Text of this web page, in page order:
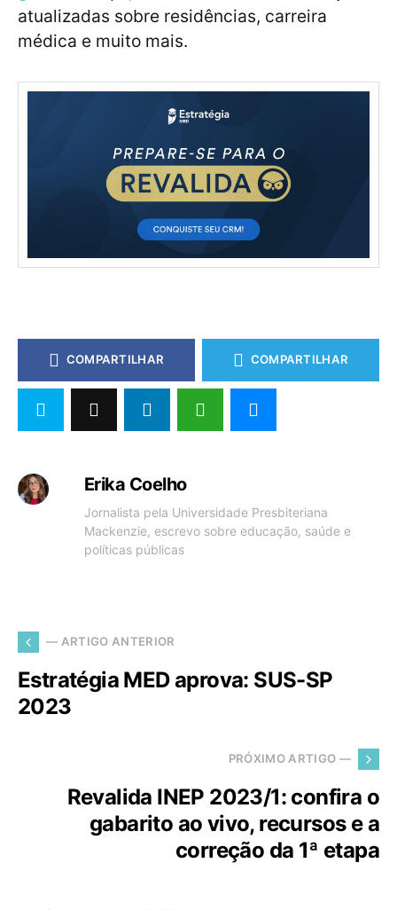
atualizadas sobre residências, carreira
médica e muito mais.
COMPARTILHAR COMPARTILHAR
Erika Coelho
Jornalista pela Universidade Presbiteriana
Mackenzie, escrevo sobre educação, saúde e
políticas públicas
— ARTIGO ANTERIOR
Estratégia MED aprova: SUS-SP
2023
PRÓXIMO ARTIGO —
Revalida INEP 2023/1: confira o
gabarito ao vivo, recursos e a
correção da 1ª etapa